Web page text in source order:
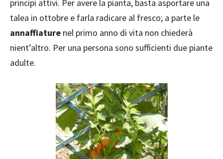
principi attivi. Per avere la pianta, basta asportare una
talea in ottobre e farla radicare al fresco; a parte le
annaffiature nel primo anno di vita non chiederà
nient’altro. Per una persona sono sufficienti due piante
adulte.